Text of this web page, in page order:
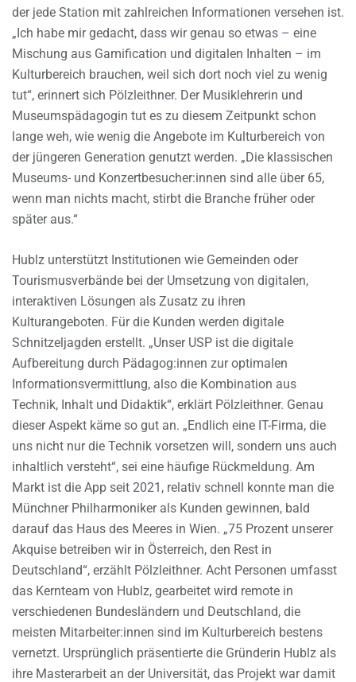
der jede Station mit zahlreichen Informationen versehen ist.
„Ich habe mir gedacht, dass wir genau so etwas – eine
Mischung aus Gamification und digitalen Inhalten – im
Kulturbereich brauchen, weil sich dort noch viel zu wenig
tut“, erinnert sich Pölzleithner. Der Musiklehrerin und
Museumspädagogin tut es zu diesem Zeitpunkt schon
lange weh, wie wenig die Angebote im Kulturbereich von
der jüngeren Generation genutzt werden. „Die klassischen
Museums- und Konzertbesucher:innen sind alle über 65,
wenn man nichts macht, stirbt die Branche früher oder
später aus.“
Hublz unterstützt Institutionen wie Gemeinden oder
Tourismusverbände bei der Umsetzung von digitalen,
interaktiven Lösungen als Zusatz zu ihren
Kulturangeboten. Für die Kunden werden digitale
Schnitzeljagden erstellt. „Unser USP ist die digitale
Aufbereitung durch Pädagog:innen zur optimalen
Informationsvermittlung, also die Kombination aus
Technik, Inhalt und Didaktik“, erklärt Pölzleithner. Genau
dieser Aspekt käme so gut an. „Endlich eine IT-Firma, die
uns nicht nur die Technik vorsetzen will, sondern uns auch
inhaltlich versteht“, sei eine häufige Rückmeldung. Am
Markt ist die App seit 2021, relativ schnell konnte man die
Münchner Philharmoniker als Kunden gewinnen, bald
darauf das Haus des Meeres in Wien. „75 Prozent unserer
Akquise betreiben wir in Österreich, den Rest in
Deutschland“, erzählt Pölzleithner. Acht Personen umfasst
das Kernteam von Hublz, gearbeitet wird remote in
verschiedenen Bundesländern und Deutschland, die
meisten Mitarbeiter:innen sind im Kulturbereich bestens
vernetzt. Ursprünglich präsentierte die Gründerin Hublz als
ihre Masterarbeit an der Universität, das Projekt war damit